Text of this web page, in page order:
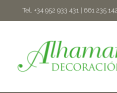
Tel. +34 952 933 431 | 661 235 142